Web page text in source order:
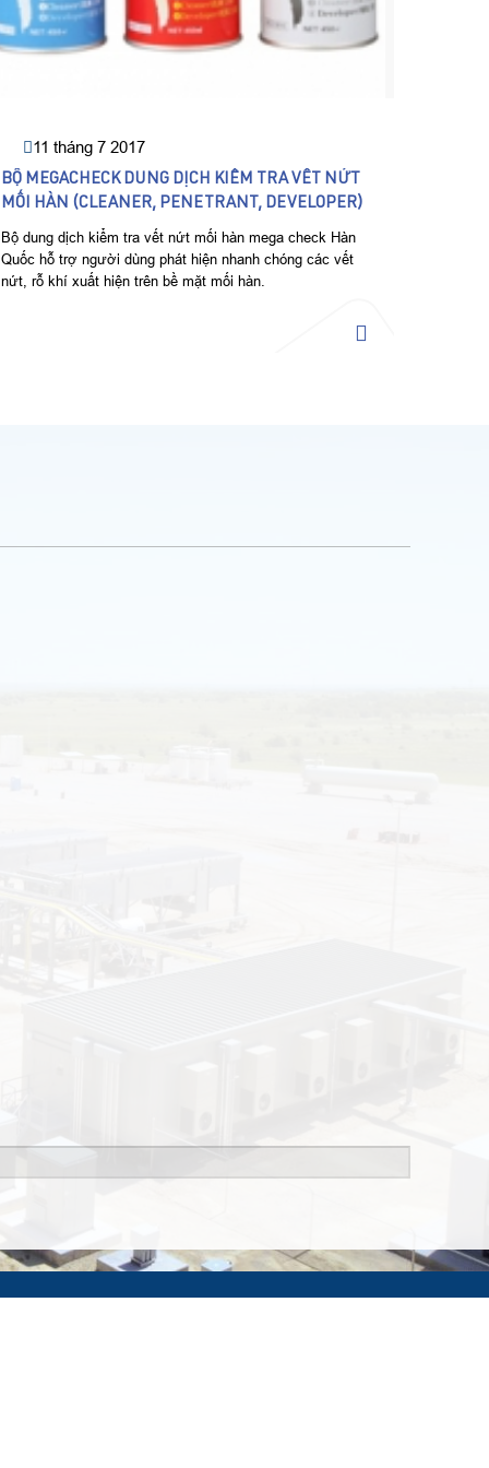
11 tháng 7 2017
BỘ MEGACHECK DUNG DỊCH KIỂM TRA VẾT NỨT
MỐI HÀN (CLEANER, PENETRANT, DEVELOPER)
Bộ dung dịch kiểm tra vết nứt mối hàn mega check Hàn
Quốc hỗ trợ người dùng phát hiện nhanh chóng các vết
nứt, rỗ khí xuất hiện trên bề mặt mối hàn.